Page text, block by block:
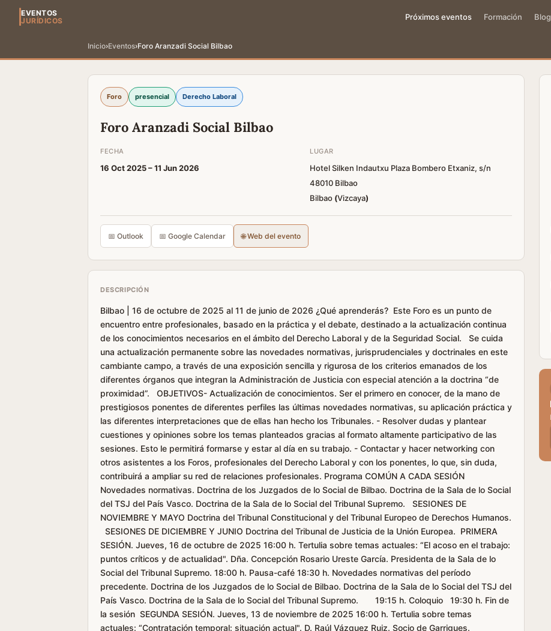
EVENTOS
JURÍDICOS
Próximos eventos Formación Blog
Inicio›Eventos›Foro Aranzadi Social Bilbao
Foro presencial Derecho Laboral
Foro Aranzadi Social Bilbao
FECHA
16 Oct 2025 –11 Jun 2026
LUGAR
Hotel Silken Indautxu Plaza Bombero Etxaniz, s/n
48010 Bilbao
Bilbao (Vizcaya)
📅 Outlook 📅 Google Calendar 🌐 Web del evento
DESCRIPCIÓN
Bilbao | 16 de octubre de 2025 al 11 de junio de 2026 ¿Qué aprenderás? Este Foro es un punto de
encuentro entre profesionales, basado en la práctica y el debate, destinado a la actualización continua
de los conocimientos necesarios en el ámbito del Derecho Laboral y de la Seguridad Social. Se cuida
una actualización permanente sobre las novedades normativas, jurisprudenciales y doctrinales en este
cambiante campo, a través de una exposición sencilla y rigurosa de los criterios emanados de los
diferentes órganos que integran la Administración de Justicia con especial atención a la doctrina “de
proximidad”. OBJETIVOS- Actualización de conocimientos. Ser el primero en conocer, de la mano de
prestigiosos ponentes de diferentes perfiles las últimas novedades normativas, su aplicación práctica y
las diferentes interpretaciones que de ellas han hecho los Tribunales. - Resolver dudas y plantear
cuestiones y opiniones sobre los temas planteados gracias al formato altamente participativo de las
sesiones. Esto le permitirá formarse y estar al día en su trabajo. - Contactar y hacer networking con
otros asistentes a los Foros, profesionales del Derecho Laboral y con los ponentes, lo que, sin duda,
contribuirá a ampliar su red de relaciones profesionales. Programa COMÚN A CADA SESIÓN
Novedades normativas. Doctrina de los Juzgados de lo Social de Bilbao. Doctrina de la Sala de lo Social
del TSJ del País Vasco. Doctrina de la Sala de lo Social del Tribunal Supremo. SESIONES DE
NOVIEMBRE Y MAYO Doctrina del Tribunal Constitucional y del Tribunal Europeo de Derechos Humanos.
SESIONES DE DICIEMBRE Y JUNIO Doctrina del Tribunal de Justicia de la Unión Europea. PRIMERA
SESIÓN. Jueves, 16 de octubre de 2025 16:00 h. Tertulia sobre temas actuales: “El acoso en el trabajo:
puntos críticos y de actualidad". Dña. Concepción Rosario Ureste García. Presidenta de la Sala de lo
Social del Tribunal Supremo. 18:00 h. Pausa-café 18:30 h. Novedades normativas del período
precedente. Doctrina de los Juzgados de lo Social de Bilbao. Doctrina de la Sala de lo Social del TSJ del
País Vasco. Doctrina de la Sala de lo Social del Tribunal Supremo. 19:15 h. Coloquio 19:30 h. Fin de
la sesión SEGUNDA SESIÓN. Jueves, 13 de noviembre de 2025 16:00 h. Tertulia sobre temas
actuales: “Contratación temporal: situación actual". D. Raúl Vázquez Ruiz. Socio de Garrigues.